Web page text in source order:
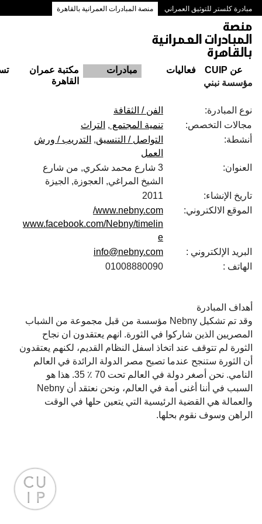
مبادرة كلستر للتوثيق العمراني منصة المبادرات العمرانية بالقاهرة
ممرات وسط البلد بالقاهرة
عن CUIP فعاليات مبادرات
مكتبة عمران
القاهرة
مؤسسة نبني
نوع المبادرة:
الفن / الثقافة
مجالات التخصص:
تنمية المجتمع
التراث
أنشطة:
التواصل / التنسيق
التدريب / ورش
العمل
العنوان:
3 شارع محمد شكري, من شارع
الشيخ المراغي, العجوزة, الجيزة
تاريخ الإنشاء:
2011
الموقع الالكتروني:
www.nebny.com/
www.facebook.com/Nebny/timelin
e
البريد الإلكتروني :
info@nebny.com
الهاتف :
01008880090
أهداف المبادرة
وقد تم تشكيل Nebny مؤسسة من قبل مجموعة من الشباب
المصريين الذين شاركوا في الثورة. انهم يعتقدون ان نجاح
الثورة لم تتوقف عند اتخاذ اسفل النظام القديم، لكنهم يعتقدون
أن الثورة ستنجح عندما تصبح مصر الدولة الرائدة في العالم
النامي. نحن أصغر دولة في العالم تحت 70 ٪ 35. هذا هو
السبب في أننا أغنى أمة في العالم، ونحن نعتقد أن Nebny
والعمالة هي القضية الرئيسية التي يتعين حلها في الوقت
الراهن وسوف نقوم بحلها.